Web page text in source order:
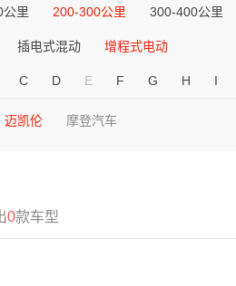
公里 200-300公里 300-400公里
插电式混动 增程式电动
C D E F G H I
迈凯伦 摩登汽车
0款车型